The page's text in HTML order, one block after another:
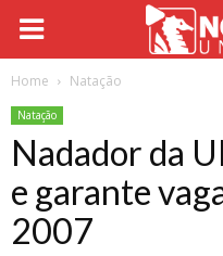
Home Natação
Natação
Nadador da
e garante
2007